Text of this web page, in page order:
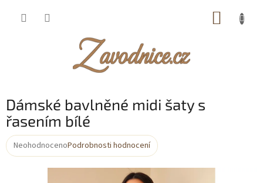
Dámské bavlněné midi šaty s
řasením bílé
Průměrné
NeohodnocenoPodrobnosti hodnocení